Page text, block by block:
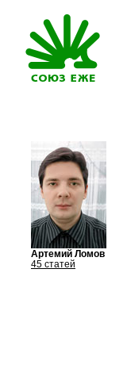
Артемий Ломов
45 статей